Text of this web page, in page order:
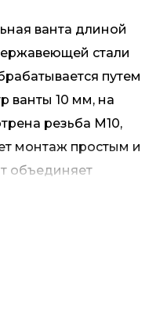
ванта длиной
стали
путем
ванты 10 мм, на
резьба М10,
монтаж простым и
объединяет
и современный